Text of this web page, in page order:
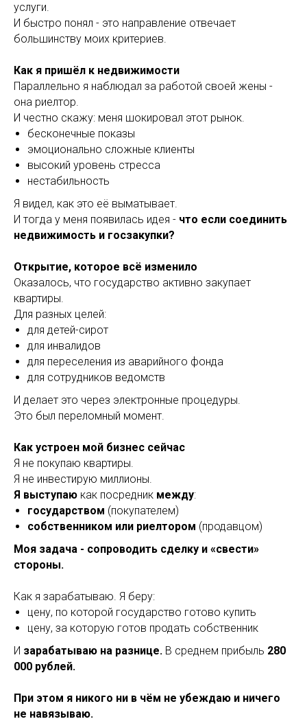
услуги.
И быстро понял - это направление отвечает
большинству моих критериев.
Как я пришёл к недвижимости
Параллельно я наблюдал за работой своей жены -
она риелтор.
И честно скажу: меня шокировал этот рынок.
бесконечные показы
эмоционально сложные клиенты
высокий уровень стресса
нестабильность
Я видел, как это её выматывает.
И тогда у меня появилась идея - что если соединить
недвижимость и госзакупки?
Открытие, которое всё изменило
Оказалось, что государство активно закупает
квартиры.
Для разных целей:
для детей-сирот
для инвалидов
для переселения из аварийного фонда
для сотрудников ведомств
И делает это через электронные процедуры.
Это был переломный момент.
Как устроен мой бизнес сейчас
Я не покупаю квартиры.
Я не инвестирую миллионы.
Я выступаю как посредник между:
государством (покупателем)
собственником или риелтором (продавцом)
Моя задача - сопроводить сделку и «свести»
стороны.
Как я зарабатываю. Я беру:
цену, по которой государство готово купить
цену, за которую готов продать собственник
И зарабатываю на разнице. В среднем прибыль 280
000 рублей.
При этом я никого ни в чём не убеждаю и ничего
не навязываю.